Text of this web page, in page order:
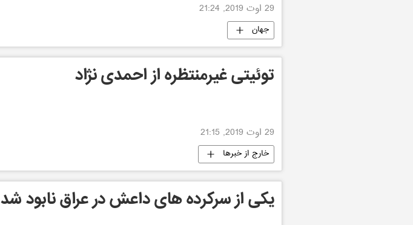
29 اوت 2019, 21:24
جهان
توئیتی غیرمنتظره از احمدی نژاد
29 اوت 2019, 21:15
خارج از خبرها
یکی از سرکرده های داعش در عراق نابود شد